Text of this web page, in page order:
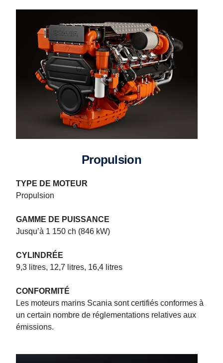
Propulsion
TYPE DE MOTEUR
Propulsion
GAMME DE PUISSANCE
Jusqu’à 1 150 ch (846 kW)
CYLINDRÉE
9,3 litres, 12,7 litres, 16,4 litres
CONFORMITÉ
Les moteurs marins Scania sont certifiés conformes à
un certain nombre de réglementations relatives aux
émissions.